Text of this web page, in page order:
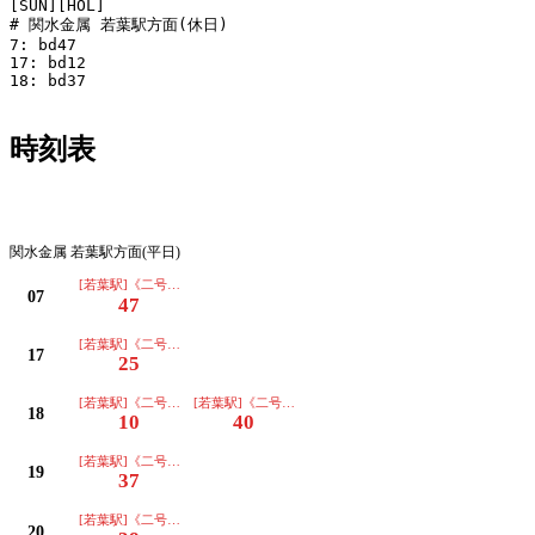
[SUN][HOL]
# 関水金属 若葉駅方面(休日)
7: bd47
17: bd12
18: bd37
時刻表
関水金属 若葉駅方面(平日)
07
[若葉駅]《二号車》
47
17
[若葉駅]《二号車》
25
18
[若葉駅]《二号車》
10
[若葉駅]《二号車》
40
19
[若葉駅]《二号車》
37
[若葉駅]《二号車》